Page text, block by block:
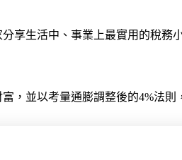
生活中、事業上最實用的稅務
並以考量通膨調整後的4%法